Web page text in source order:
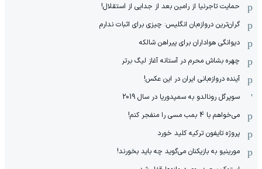
حمایت تاجرنیا از رامین بعد از جدایی از استقلال!
گران‌ترین دروازه‌بان انگلیس: چیزی برای اثبات ندارم
دیوانگی هواداران برای پیراهن شالکه
چهره بشاش محرم در آستانه آغاز لیگ برتر
آینده دروازه‌بانی ایران در این عکس!
سوپرگل رونالدو به سمپدوریا در سال 2019
می‌خواهم با 4 بمب مسی را منفجر کنم!
پروژه تایفون ترکیه کلید خورد
مورینیو به بازیکنان می‌گوید چه باید بخورند!